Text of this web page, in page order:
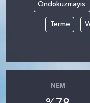
Ondokuzmayıs
Terme
NEM